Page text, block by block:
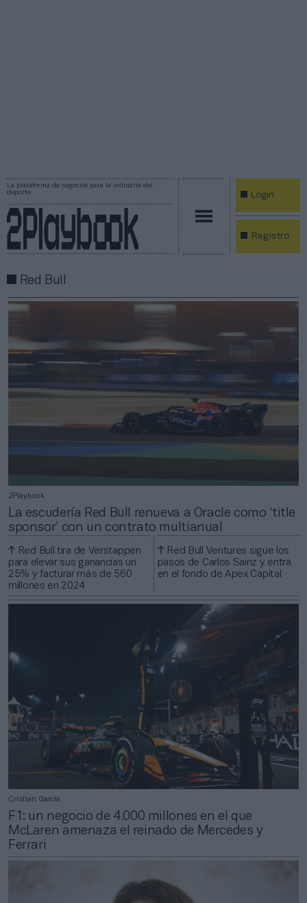
La plataforma de negocios para la industria del
deporte
Login
Registro
Red Bull
2Playbook
La escudería Red Bull renueva a Oracle como ‘title
sponsor’ con un contrato multianual
Red Bull tira de Verstappen
para elevar sus ganancias un
25% y facturar más de 560
millones en 2024
Red Bull Ventures sigue los
pasos de Carlos Sainz y entra
en el fondo de Apex Capital
Cristian García
F1: un negocio de 4.000 millones en el que
McLaren amenaza el reinado de Mercedes y
Ferrari